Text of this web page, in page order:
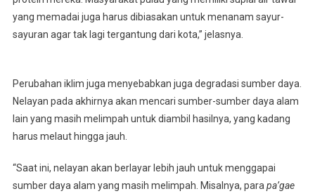
yang memadai juga harus dibiasakan untuk menanam sayur-
sayuran agar tak lagi tergantung dari kota,” jelasnya.
Perubahan iklim juga menyebabkan juga degradasi sumber daya.
Nelayan pada akhirnya akan mencari sumber-sumber daya alam
lain yang masih melimpah untuk diambil hasilnya, yang kadang
harus melaut hingga jauh.
“Saat ini, nelayan akan berlayar lebih jauh untuk menggapai
sumber daya alam yang masih melimpah. Misalnya, para pa’gae